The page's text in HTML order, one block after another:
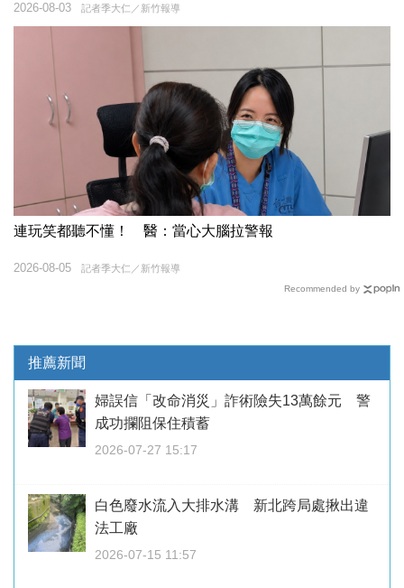
記者季大仁／新竹報導
2026-08-03
連玩笑都聽不懂！ 醫：當心大腦拉警報
記者季大仁／新竹報導
2026-08-05
Recommended by
推薦新聞
婦誤信「改命消災」詐術險失13萬餘元 警
成功攔阻保住積蓄
2026-07-27 15:17
白色廢水流入大排水溝 新北跨局處揪出違
法工廠
2026-07-15 11:57